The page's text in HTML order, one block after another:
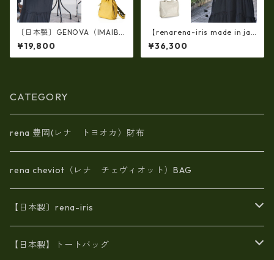
〔日本製〕GENOVA（IMAIBA
G）牛革製・シュリンクヌメ
Ｗジッパー・コンパクトリュ
ック ir-2858
¥19,800
【renarena-iris made in jap
an】(日本製 軽量・牛革製品・
エナメルクロコ・マザーマル
チバッグ ir-668 牛革 エナメル
¥36,300
CATEGORY
rena 豊岡(レナ トヨオカ）財布
rena cheviot（レナ チェヴィオット）BAG
【日本製〕rena-iris
エナメル（パテント）レザー
【日本製】トートバッグ